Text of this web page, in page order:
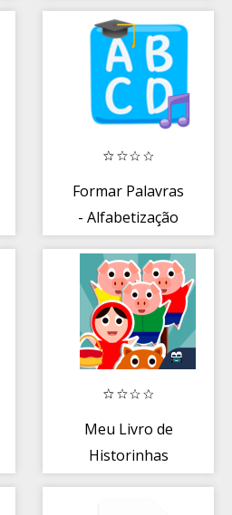
Formar Palavras
- Alfabetização
Meu Livro de
Historinhas